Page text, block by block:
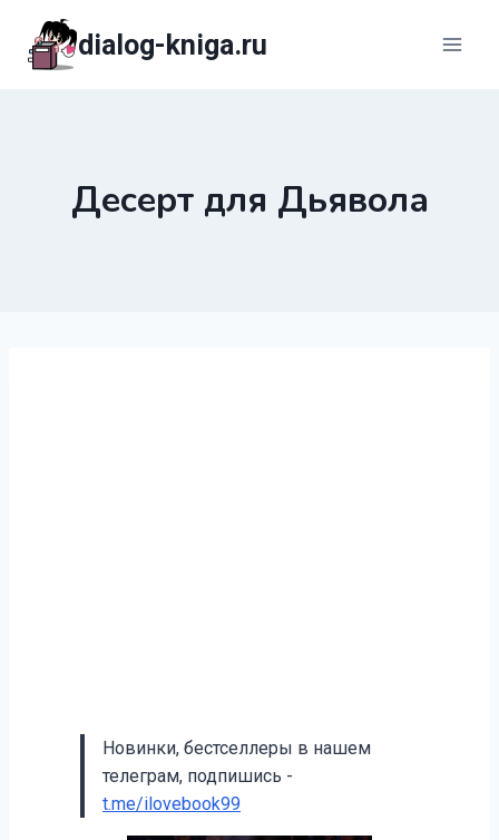
содержимому
dialog-kniga.ru
Десерт для Дьявола
Новинки, бестселлеры в нашем
телеграм, подпишись -
t.me/ilovebook99